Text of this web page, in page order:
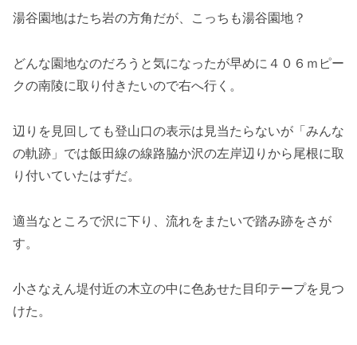
湯谷園地はたち岩の方角だが、こっちも湯谷園地？
どんな園地なのだろうと気になったが早めに４０６ｍピー
クの南陵に取り付きたいので右へ行く。
辺りを見回しても登山口の表示は見当たらないが「みんな
の軌跡」では飯田線の線路脇か沢の左岸辺りから尾根に取
り付いていたはずだ。
適当なところで沢に下り、流れをまたいで踏み跡をさが
す。
小さなえん堤付近の木立の中に色あせた目印テープを見つ
けた。